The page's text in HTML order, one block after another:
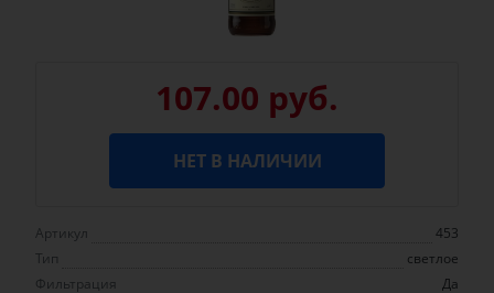
107.00 руб.
НЕТ В НАЛИЧИИ
Артикул
453
Тип
светлое
Фильтрация
Да